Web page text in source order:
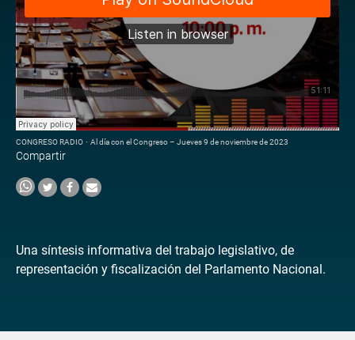
CONGRESO RADIO · Al día con el Congreso – Jueves 9 de noviembre de 2023
Compartir
Una síntesis informativa del trabajo legislativo, de
representación y fiscalización del Parlamento Nacional.